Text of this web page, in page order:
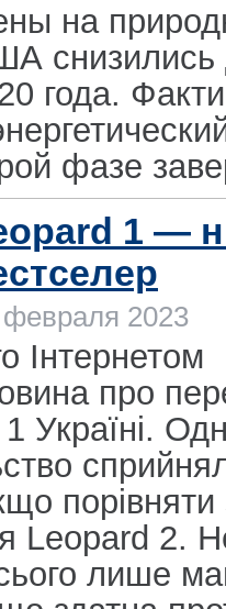
на
снизились
года.
фазе
1 —
2023
Інтернетом
про
1 Україні.
Leopard 2.
лише